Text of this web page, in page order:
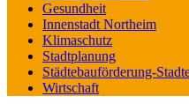
Gesundheit
Innenstadt Northeim
Klimaschutz
Stadtplanung
Städtebauförderung-
Wirtschaft